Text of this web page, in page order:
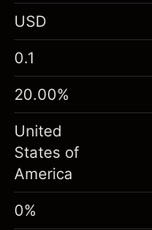
$1,000.00
%
(-$1.08)
$1,000.00
-0.000682
%
(-$0.03)
USD
0.1
20.00%
United
States of
America
0%